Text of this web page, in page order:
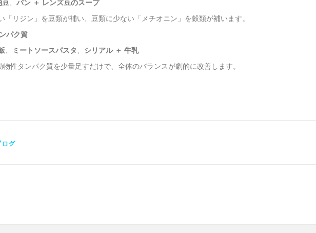
豆、 パン ＋ レンズ豆のスープ
「リジン」を豆類が補い、豆類に少ない「メチオニン」を穀類が補います。
パク質
、 ミートソースパスタ 、 シリアル ＋ 牛乳
性タンパク質を少量足すだけで、全体のバランスが劇的に改善します。
ログ